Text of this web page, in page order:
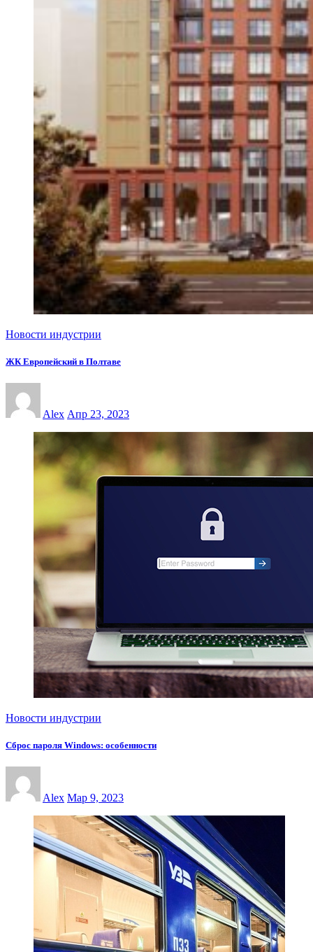
Новости индустрии
ЖК Европейский в Полтаве
Alex Апр 23, 2023
Новости индустрии
Сброс пароля Windows: особенности
Alex Мар 9, 2023